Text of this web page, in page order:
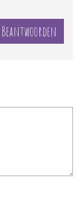
Beantwoorden